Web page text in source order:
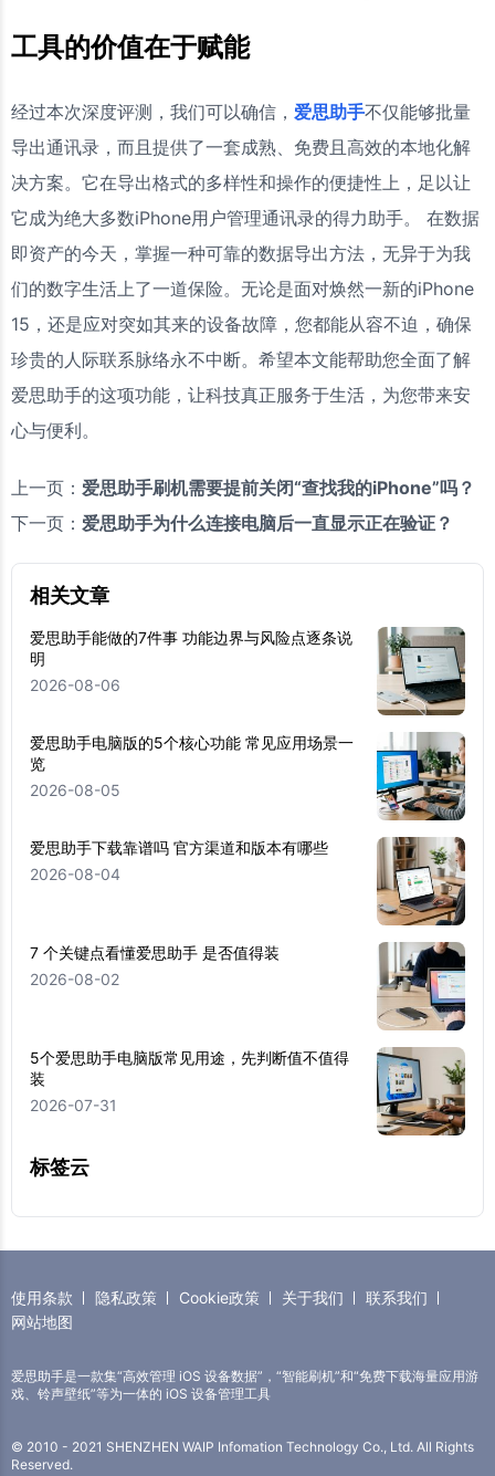
工具的价值在于赋能
经过本次深度评测，我们可以确信， 爱思助手不仅能够批量
导出通讯录，而且提供了一套成熟、免费且高效的本地化解
决方案。它在导出格式的多样性和操作的便捷性上，足以让
它成为绝大多数iPhone用户管理通讯录的得力助手。 在数据
即资产的今天，掌握一种可靠的数据导出方法，无异于为我
们的数字生活上了一道保险。无论是面对焕然一新的iPhone
15，还是应对突如其来的设备故障，您都能从容不迫，确保
珍贵的人际联系脉络永不中断。希望本文能帮助您全面了解
爱思助手的这项功能，让科技真正服务于生活，为您带来安
心与便利。
上一页： 爱思助手刷机需要提前关闭“查找我的iPhone”吗？
下一页： 爱思助手为什么连接电脑后一直显示正在验证？
相关文章
爱思助手能做的7件事 功能边界与风险点逐条说
明
2026-08-06
爱思助手电脑版的5个核心功能 常见应用场景一
览
2026-08-05
爱思助手下载靠谱吗 官方渠道和版本有哪些
2026-08-04
7 个关键点看懂爱思助手 是否值得装
2026-08-02
5个爱思助手电脑版常见用途，先判断值不值得
装
2026-07-31
标签云
使用条款 隐私政策 Cookie政策 关于我们
联系我们
网站地图
爱思助手是一款集“高效管理 iOS 设备数据”，“智能刷机”和“免费下载海量应用游
戏、铃声壁纸”等为一体的 iOS 设备管理工具
© 2010 - 2021 SHENZHEN WAIP Infomation Technology Co., Ltd. All Rights
Reserved.